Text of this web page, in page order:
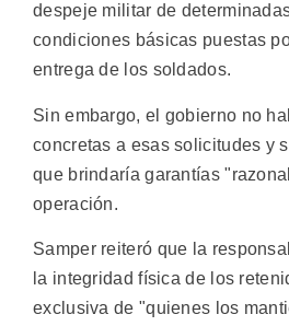
despeje militar de
condiciones básicas puestas
entrega de los soldados.
Sin embargo, el gobierno no
concretas a esas solicitudes y
que brindaría garantías
operación.
Samper reiteró que la
la integridad física de los
exclusiva de "quienes los